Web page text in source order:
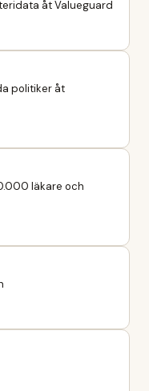
åt Valueguard
politiker åt
läkare och